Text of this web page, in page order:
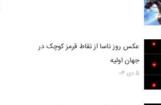
عکس روز ناسا از نقاط قرمز کوچک در
جهان اولیه
۵ دی ۰۴